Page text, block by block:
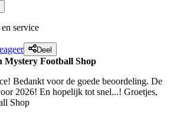
service
Deel
Mystery Football Shop
Bedankt voor de goede beoordeling. De
2026! En hopelijk tot snel...! Groetjes,
Shop